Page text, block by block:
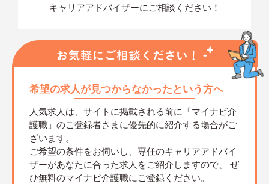
キャリアアドバイザーにご相談ください！
希望の求人が見つからなかったという方へ
人気求人は、サイトに掲載される前に「マイナビ介
護職」のご登録者さまに優先的に紹介する場合がご
ざいます。
ご希望の条件をお伺いし、専任のキャリアアドバイ
ザーがあなたに合った求人をご紹介しますので、
ぜ
ひ無料のマイナビ介護職にご登録ください。